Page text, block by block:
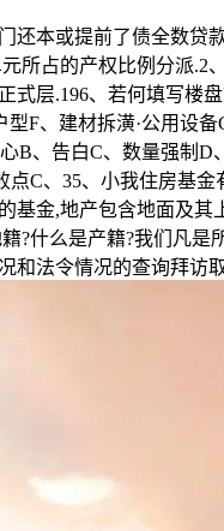
或提前了债全数贷款
所占的产权比例分派.2
式层.196、若何填写楼
型F、建材拆潢·公用设
B、告白C、数量强制
点C、35、小我住房基
基金,地产包含地面及
?什么是产籍?我们凡
和法令情况的查询拜访